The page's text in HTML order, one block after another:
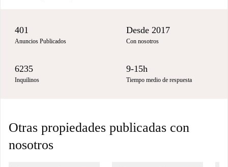
401
Anuncios Publicados
Desde 2017
Con nosotros
6235
Inquilinos
9-15h
Tiempo medio de respuesta
Otras propiedades publicadas con
nosotros